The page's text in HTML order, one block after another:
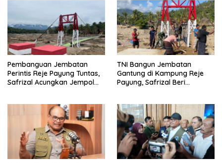
Pembanguan Jembatan
Perintis Reje Payung Tuntas,
Safrizal Acungkan Jempol
TNI Bangun Jembatan
Gantung di Kampung Reje
Payung, Safrizal Beri